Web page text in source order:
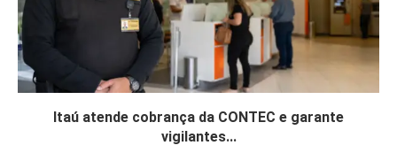
Itaú atende cobrança da CONTEC e garante
vigilantes...